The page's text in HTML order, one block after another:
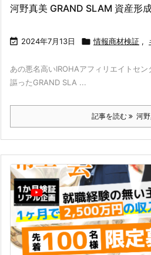
河野真美 GRAND SLAM 資産形
 2024年7月13日  情報商材検証 ,
あの悪名高いIROHAアフィリエイトセ
謳ったGRAND SLA ...
記事を読む 河